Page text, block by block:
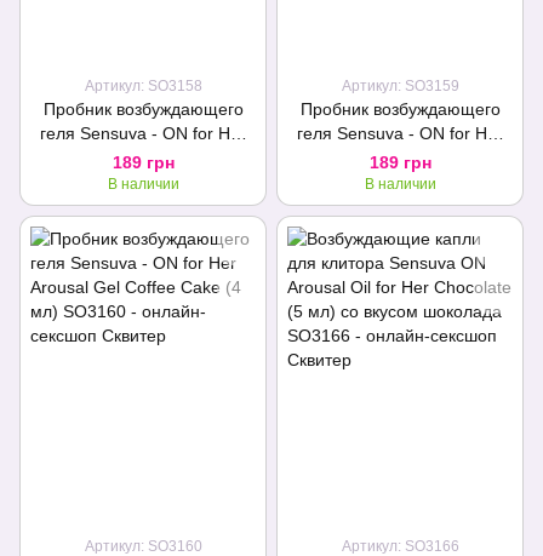
Артикул: SO3158
Пробник возбуждающего
геля Sensuva - ON for Her
Arousal Gel Originall (4 мл)
189 грн
В наличии
Артикул: SO3159
Пробник возбуждающего
геля Sensuva - ON for Her
Arousal Gel Ice (4 мл)
189 грн
В наличии
Артикул: SO3160 Артикул: SO3166